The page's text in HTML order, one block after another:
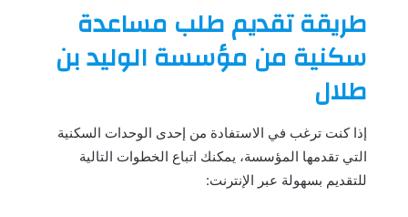
طريقة تقديم طلب مساعدة
سكنية من مؤسسة الوليد بن
طلال
إذا كنت ترغب في الاستفادة من إحدى الوحدات السكنية
التي تقدمها المؤسسة، يمكنك اتباع الخطوات التالية
للتقديم بسهولة عبر الإنترنت: